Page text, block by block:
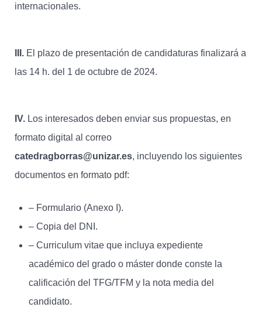
internacionales.
III. El plazo de presentación de candidaturas finalizará a
las 14 h. del 1 de octubre de 2024.
IV. Los interesados deben enviar sus propuestas, en
formato digital al correo
catedragborras@unizar.es, incluyendo los siguientes
documentos en formato pdf:
– Formulario (Anexo I).
– Copia del DNI.
– Curriculum vitae que incluya expediente
académico del grado o máster donde conste la
calificación del TFG/TFM y la nota media del
candidato.